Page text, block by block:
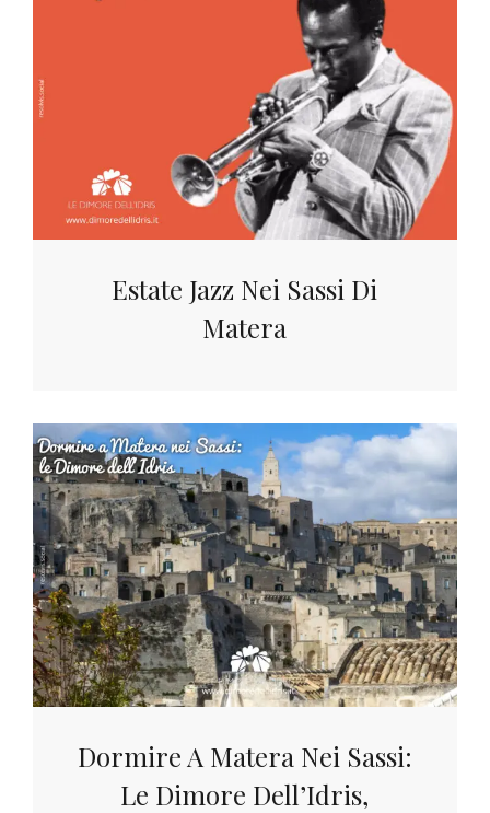
Estate Jazz Nei Sassi Di
Matera
Dormire A Matera Nei Sassi:
Le Dimore Dell’Idris,